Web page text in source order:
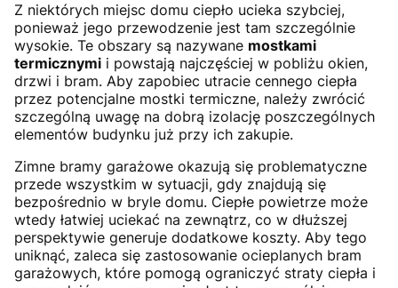
Z niektórych miejsc domu ciepło ucieka szybciej,
ponieważ jego przewodzenie jest tam szczególnie
wysokie. Te obszary są nazywane mostkami
termicznymi i powstają najczęściej w pobliżu okien,
drzwi i bram. Aby zapobiec utracie cennego ciepła
przez potencjalne mostki termiczne, należy zwrócić
szczególną uwagę na dobrą izolację poszczególnych
elementów budynku już przy ich zakupie.
Zimne bramy garażowe okazują się problematyczne
przede wszystkim w sytuacji, gdy znajdują się
bezpośrednio w bryle domu. Ciepłe powietrze może
wtedy łatwiej uciekać na zewnątrz, co w dłuższej
perspektywie generuje dodatkowe koszty. Aby tego
uniknąć, zaleca się zastosowanie ocieplanych bram
garażowych, które pomogą ograniczyć straty ciepła i